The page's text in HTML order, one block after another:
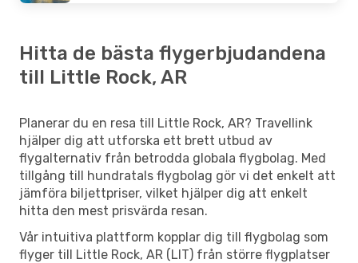
Hitta de bästa flygerbjudandena
till Little Rock, AR
Planerar du en resa till Little Rock, AR? Travellink
hjälper dig att utforska ett brett utbud av
flygalternativ från betrodda globala flygbolag. Med
tillgång till hundratals flygbolag gör vi det enkelt att
jämföra biljettpriser, vilket hjälper dig att enkelt
hitta den mest prisvärda resan.
Vår intuitiva plattform kopplar dig till flygbolag som
flyger till Little Rock, AR (LIT) från större flygplatser